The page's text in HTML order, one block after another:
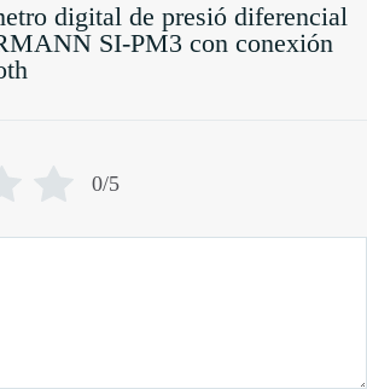
digital de presió diferencial
SI-PM3 con conexión
0/5